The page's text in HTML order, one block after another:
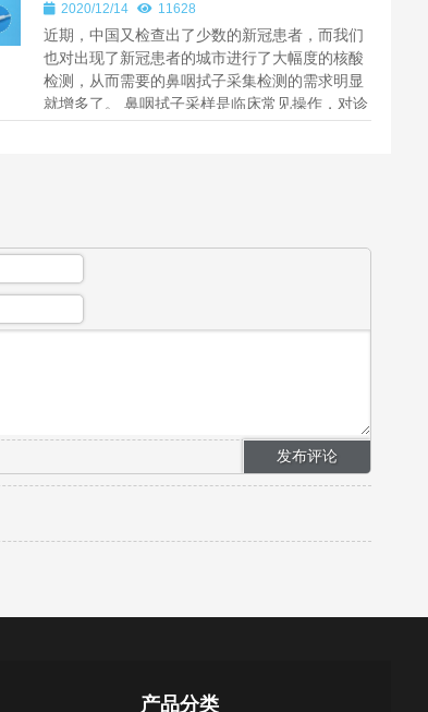
2020/12/14 11628
近期，中国又检查出了少数的新冠患者，而我们
也对出现了新冠患者的城市进行了大幅度的核酸
检测，从而需要的鼻咽拭子采集检测的需求明显
就增多了。 鼻咽拭子采样是临床常见操作，对诊
断呼吸道感染有重要意义，...
产品分类